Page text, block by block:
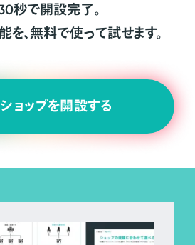
秒で開設完了。
を、無料で使って試せます。
ョップを開設する